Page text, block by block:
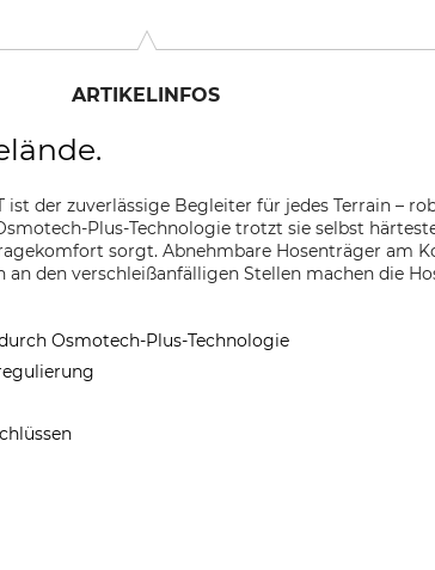
ARTIKELINFOS
ist der zuverlässige Begleiter für jedes Terrain –
Plus-Technologie trotzt sie selbst
sorgt. Abnehmbare Hosenträger am
den verschleißanfälligen Stellen machen die
Osmotech-Plus-Technologie